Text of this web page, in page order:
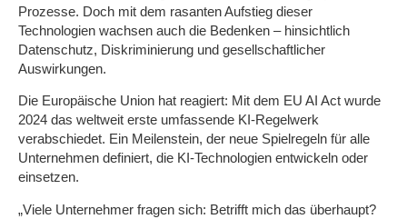
Prozesse. Doch mit dem rasanten Aufstieg dieser
Technologien wachsen auch die Bedenken – hinsichtlich
Datenschutz, Diskriminierung und gesellschaftlicher
Auswirkungen.
Die Europäische Union hat reagiert: Mit dem EU AI Act wurde
2024 das weltweit erste umfassende KI-Regelwerk
verabschiedet. Ein Meilenstein, der neue Spielregeln für alle
Unternehmen definiert, die KI-Technologien entwickeln oder
einsetzen.
„Viele Unternehmer fragen sich: Betrifft mich das überhaupt?